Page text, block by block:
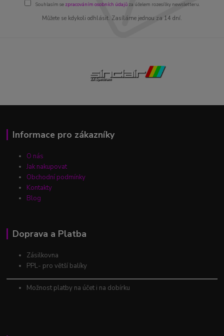
Souhlasím se zpracováním osobních údajůza účelem rozesílky newsletteru.
Můžete se kdykoli odhlásit. Zasíláme jednou za 14 dní.
Informace pro zákazníky
O nás
Jak nakupovat
Obchodní podmínky
Kontakty
Blog
Doprava a Platba
Zásilkovna
PPL- pro větší balíky
Možnost platby na účet i na dobírku